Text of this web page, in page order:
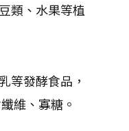
類、水果等植
等發酵食品，
維、寡糖。